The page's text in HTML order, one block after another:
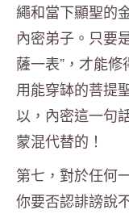
繩和當下顯聖的
內密弟子。只要
薩一表”，才能
用能穿缽的菩提
以，內密這一句
蒙混代替的！
第七，對於任何
你要否認誹謗說